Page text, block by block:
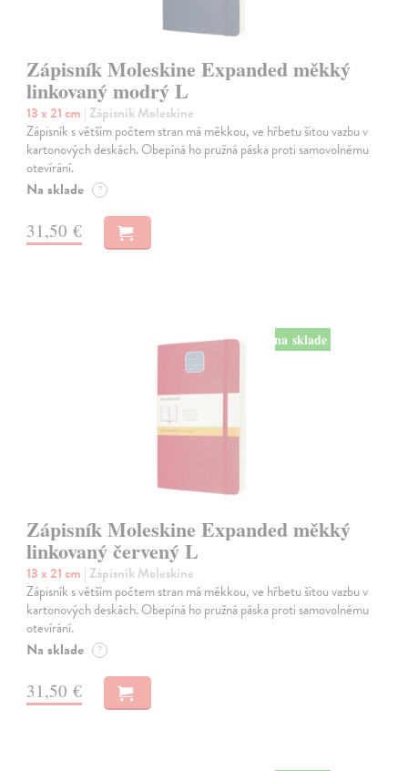
Zápisník Moleskine Expanded měkký
linkovaný modrý L
13 x 21 cm | Zápisník Moleskine
Zápisník s větším počtem stran má měkkou, ve hřbetu šitou vazbu v
kartonových deskách. Obepíná ho pružná páska proti samovolnému
otevírání.
Na sklade ?
31,50 €
na sklade
Zápisník Moleskine Expanded měkký
linkovaný červený L
13 x 21 cm | Zápisník Moleskine
Zápisník s větším počtem stran má měkkou, ve hřbetu šitou vazbu v
kartonových deskách. Obepíná ho pružná páska proti samovolnému
otevírání.
Na sklade ?
31,50 €